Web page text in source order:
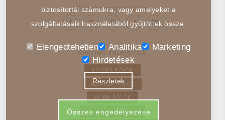
Kövess minket itt is:
Kiemelt kategóriák
VICCES PÓLÓK
ÁLLATOK PÓLÓK
HOBBI PÓLÓK
JÁRMŰVEK PÓLÓK
biztosítottál számukra, vagy amelyeket a
szolgáltatásaik használatából gyűjtöttek össze.
Elengedtehetlen Analitika
Marketing
Hirdetések
Részletek
Összes engedélyezése